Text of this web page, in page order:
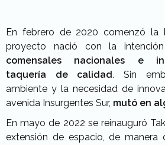
En febrero de 2020 comenzó la
proyecto nació con la
comensales nacionales e
taquería de calidad. Sin
ambiente y la necesidad de
avenida Insurgentes Sur, mutó en
En mayo de 2022 se reinauguró
extensión de espacio, de manera